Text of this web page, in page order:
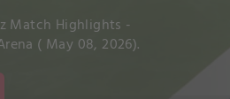
Match Highlights -
( May 08, 2026).